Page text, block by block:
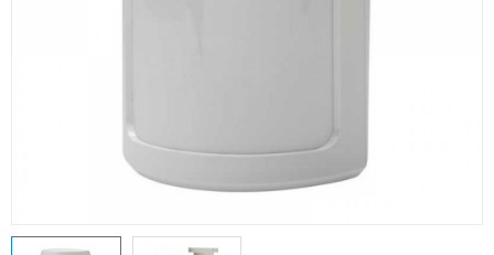
PDKS Sistemleri
Kapı Açma Sistemleri